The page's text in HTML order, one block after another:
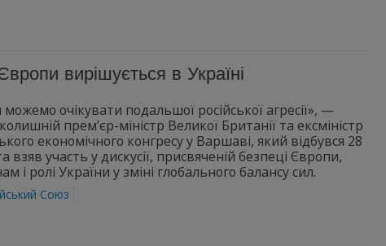
вирішується в Україні
очікувати подальшої російської агресії», —
прем’єр-міністр Великої Британії та ексміністр
економічного конгресу у Варшаві, який відбувся 28
участь у дискусії, присвяченій безпеці Європи,
ролі України у зміні глобального балансу сил.
Союз